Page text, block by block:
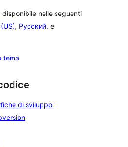
disponibile nelle seguenti
, Русский, e
tema
di sviluppo